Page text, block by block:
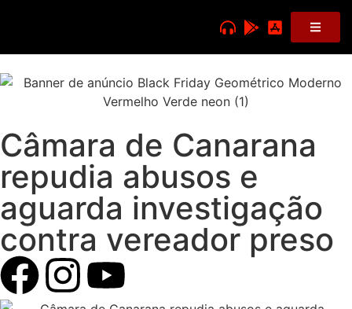
Câmara de Canarana
repudia abusos e
aguarda investigação
contra vereador preso